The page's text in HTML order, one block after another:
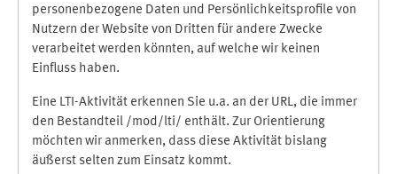
personenbezogene Daten und Persönlichkeitsprofile von
Nutzern der Website von Dritten für andere Zwecke
verarbeitet werden könnten, auf welche wir keinen
Einfluss haben.
Eine LTI-Aktivität erkennen Sie u.a. an der URL, die immer
den Bestandteil /mod/lti/ enthält. Zur Orientierung
möchten wir anmerken, dass diese Aktivität bislang
äußerst selten zum Einsatz kommt.